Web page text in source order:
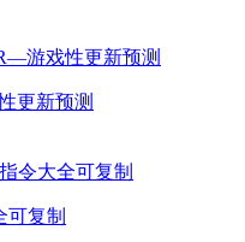
更新预测
可复制